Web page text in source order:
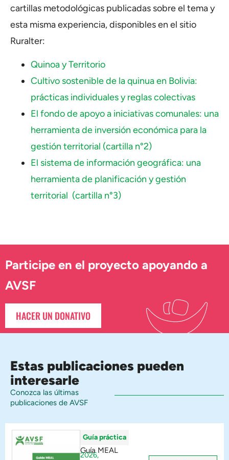
cartillas metodológicas publicadas sobre el tema y
esta misma experiencia, disponibles en el sitio
Ruralter:
Quinoa y Territorio
Cultivo sostenible de la quinua en Bolivia:
prácticas individuales y reglas colectivas
El fondo de apoyo a iniciativas comunales: una
herramienta de inversión económica para la
gestión territorial (cartilla n°2)
El sistema de información geográfica: una
herramienta de planificación y gestión
territorial (cartilla n°3)
Participe en el proyecto apoyando a
AVSF
HACER UN DONATIVO
Estas publicaciones pueden
interesarle
Conozca las últimas
publicaciones de AVSF
Guía práctica
Guía MEAL
2026,